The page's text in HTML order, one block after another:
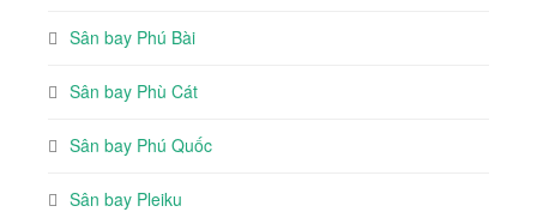
Sân bay Phú Bài
Sân bay Phù Cát
Sân bay Phú Quốc
Sân bay Pleiku